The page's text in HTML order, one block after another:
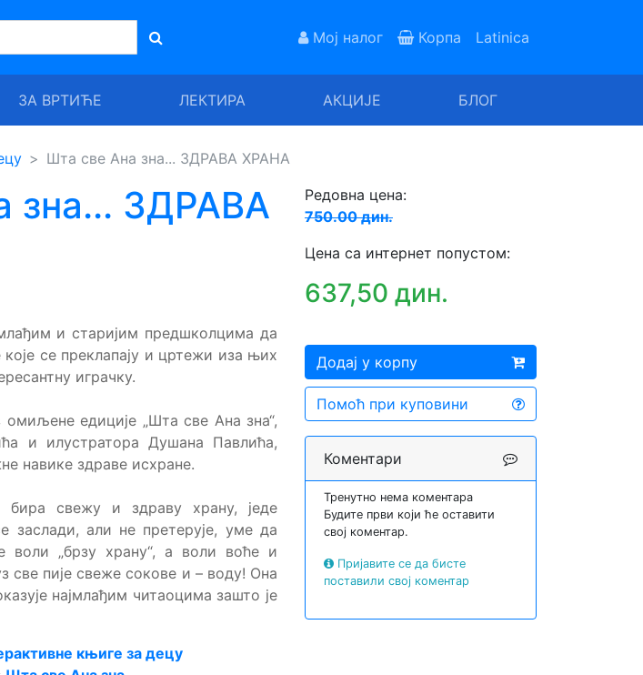
Мој налог Корпа Latinica
ЗА ВРТИЋЕ ЛЕКТИРА АКЦИЈЕ БЛОГ
Шта све Ана зна... ЗДРАВА ХРАНА
зна... ЗДРАВА
и старијим предшколцима да
се преклапају и цртежи иза њих
играчку.
едиције „Шта све Ана зна“,
и илустратора Душана Павлића,
навике здраве исхране.
свежу и здраву храну, једе
заслади, али не претерује, уме да
воли „брзу храну“, а воли воће и
све пије свеже сокове и – воду! Она
најмлађим читаоцима зашто је
књиге за децу
Редовна цена:
750.00 дин.
Цена са интернет попустом:
637,50 дин.
Додај у корпу
Помоћ при куповини
Коментари
Тренутно нема коментара
Будите први који ће оставити
свој коментар.
Пријавите се да бисте
поставили свој коментар